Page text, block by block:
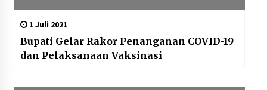
1 Juli 2021
Bupati Gelar Rakor Penanganan COVID-19
dan Pelaksanaan Vaksinasi